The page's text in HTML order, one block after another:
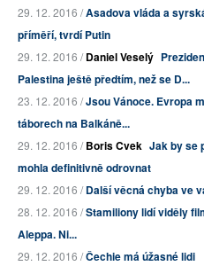
29. 12. 2016 /Asadova vláda a
příměří, tvrdí Putin
29. 12. 2016 /Daniel Veselý
Palestina ještě předtím, než se D...
23. 12. 2016 /Jsou Vánoce. Evropa
táborech na Balkáně...
29. 12. 2016 /Boris Cvek Jak by se
mohla definitivně odrovnat
29. 12. 2016 /Další věcná chyba ve
28. 12. 2016 /Stamiliony lidí viděly
Aleppa. Ni...
29. 12. 2016 /Čechie má úžasné lidi